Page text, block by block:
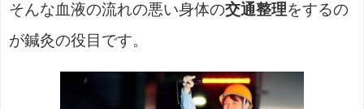
そんな血液の流れの悪い身体の交通整理をするの
が鍼灸の役目です。